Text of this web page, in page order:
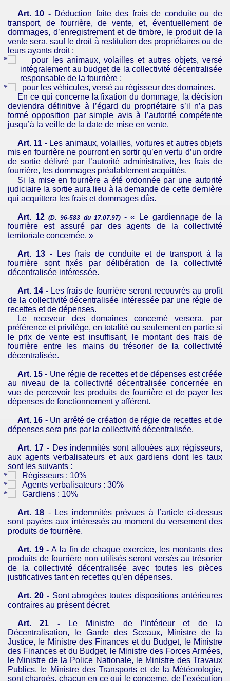
Art. 10 -Déduction faite des frais de conduite ou de
transport, de fourrière, de vente, et, éventuellement de
dommages, d’enregistrement et de timbre, le produit de la
vente sera, sauf le droit à restitution des propriétaires ou de
leurs ayants droit ;
pour les animaux, volailles et autres objets, versé
intégralement au budget de la collectivité décentralisée
responsable de la fourrière ;
pour les véhicules, versé au régisseur des domaines.
En ce qui concerne la fixation du dommage, la décision
deviendra définitive à l’égard du propriétaire s’il n’a pas
formé opposition par simple avis à l’autorité compétente
jusqu’à la veille de la date de mise en vente.
Art. 11 -Les animaux, volailles, voitures et autres objets
mis en fourrière ne pourront en sortir qu’en vertu d’un ordre
de sortie délivré par l’autorité administrative, les frais de
fourrière, les dommages préalablement acquittés.
Si la mise en fourrière a été ordonnée par une autorité
judiciaire la sortie aura lieu à la demande de cette dernière
qui acquittera les frais et dommages dûs.
Art. 12(D. 96-583 du 17.07.97) - « Le gardiennage de la
fourrière est assuré par des agents de la collectivité
territoriale concernée. »
Art. 13 - Les frais de conduite et de transport à la
fourrière sont fixés par délibération de la collectivité
décentralisée intéressée.
Art. 14 -Les frais de fourrière seront recouvrés au profit
de la collectivité décentralisée intéressée par une régie de
recettes et de dépenses.
Le receveur des domaines concerné versera, par
préférence et privilège, en totalité ou seulement en partie si
le prix de vente est insuffisant, le montant des frais de
fourrière entre les mains du trésorier de la collectivité
décentralisée.
Art. 15 - Une régie de recettes et de dépenses est créée
au niveau de la collectivité décentralisée concernée en
vue de percevoir les produits de fourrière et de payer les
dépenses de fonctionnement y afférent.
Art. 16 -Un arrêté de création de régie de recettes et de
dépenses sera pris par la collectivité décentralisée.
Art. 17 -Des indemnités sont allouées aux régisseurs,
aux agents verbalisateurs et aux gardiens dont les taux
sont les suivants :
Régisseurs : 10%
Agents verbalisateurs : 30%
Gardiens : 10%
Art. 18 - Les indemnités prévues à l’article ci-dessus
sont payées aux intéressés au moment du versement des
produits de fourrière.
Art. 19 - A la fin de chaque exercice, les montants des
produits de fourrière non utilisés seront versés au trésorier
de la collectivité décentralisée avec toutes les pièces
justificatives tant en recettes qu’en dépenses.
Art. 20 -Sont abrogées toutes dispositions antérieures
contraires au présent décret.
Art. 21 -Le Ministre de l’Intérieur et de la
Décentralisation, le Garde des Sceaux, Ministre de la
Justice, le Ministre des Finances et du Budget, le Ministre
des Finances et du Budget, le Ministre des Forces Armées,
le Ministre de la Police Nationale, le Ministre des Travaux
Publics, le Ministre des Transports et de la Météorologie,
sont chargés, chacun en ce qui le concerne, de l’exécution